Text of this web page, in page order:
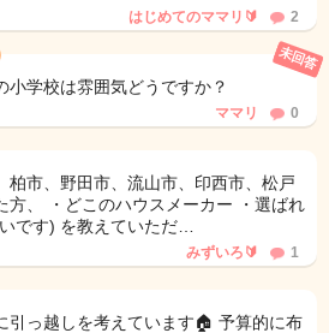
はじめてのママリ🔰 2
小学校は雰囲気どうですか？
未回答
ママリ 0
柏市、野田市、流山市、印西市、松戸
方、 ・どこのハウスメーカー ・選ばれ
です) を教えていただ…
みずいろ🔰 1
引っ越しを考えています🏠 予算的に布